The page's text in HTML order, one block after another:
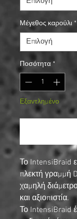
Μέγεθος καρούλι *
Ποσότητα *
Εξαντλημένο
Το IntensiBraid
πλεκτή γραμμή
χαμηλή
και αξιοπιστία.
Το IntensiBraid